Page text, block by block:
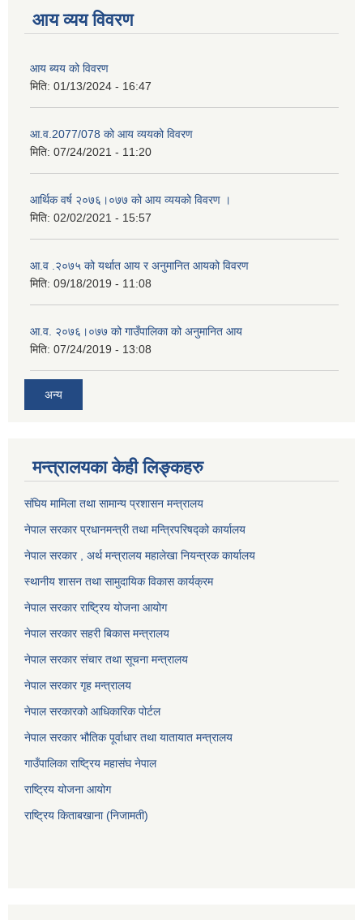
आय व्यय विवरण
आय ब्यय को विवरण
मिति: 01/13/2024 - 16:47
आ.व.2077/078 को आय व्ययको विवरण
मिति: 07/24/2021 - 11:20
आर्थिक वर्ष २०७६।०७७ को आय व्ययको विवरण ।
मिति: 02/02/2021 - 15:57
आ.व .२०७५ को यर्थात आय र अनुमानित आयको विवरण
मिति: 09/18/2019 - 11:08
आ.व. २०७६।०७७ को गाउँपालिका को अनुमानित आय
मिति: 07/24/2019 - 13:08
अन्य
मन्त्रालयका केही लिङ्कहरु
संघिय मामिला तथा सामान्य प्रशासन मन्त्रालय
नेपाल सरकार प्रधानमन्त्री तथा मन्त्रिपरिषद्को कार्यालय
नेपाल सरकार , अर्थ मन्त्रालय महालेखा नियन्त्रक कार्यालय
स्थानीय शासन तथा सामुदायिक विकास कार्यक्रम
नेपाल सरकार राष्ट्रिय योजना आयोग
नेपाल सरकार सहरी बिकास मन्त्रालय
नेपाल सरकार संचार तथा सूचना मन्त्रालय
नेपाल सरकार गृह मन्त्रालय
नेपाल सरकारको आधिकारिक पोर्टल
नेपाल सरकार भौतिक पूर्वाधार तथा यातायात मन्त्रालय
गाउँपालिका राष्ट्रिय महासंघ नेपाल
राष्ट्रिय योजना आयोग
राष्ट्रिय किताबखाना (निजामती)